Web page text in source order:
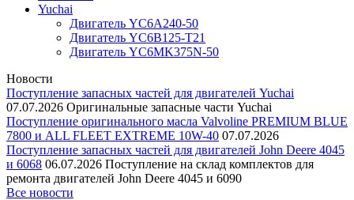
Yuchai
Двигатель YC6A240-50
Двигатель YC6B125-T21
Двигатель YC6MK375N-50
Новости
Поступление запасных частей для двигателей Yuchai
07.07.2026 Оригинальные запасные части Yuchai
Поступление оригинального масла Valvoline PREMIUM BLUE
7800 и ALL FLEET EXTREME 10W-40 07.07.2026
Поступление запасных частей для двигателей John Deere 4045
и 6068 06.07.2026 Поступление на склад комплектов для
ремонта двигателей John Deere 4045 и 6090
Все новости